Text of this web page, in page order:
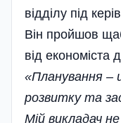
відділу під
Він пройшов
від економіста
«Планування –
розвитку та
Мій викладач